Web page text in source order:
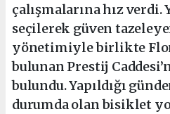
çalışmalarına hız verdi.
seçilerek güven
yönetimiyle birlikte
bulunan Prestij
bulundu. Yapıldığı
durumda olan bisiklet